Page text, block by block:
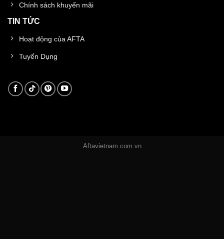
Chính sách khuyến mãi
TIN TỨC
Hoạt động của AFTA
Tuyển Dụng
Aftavietnam.com.vn